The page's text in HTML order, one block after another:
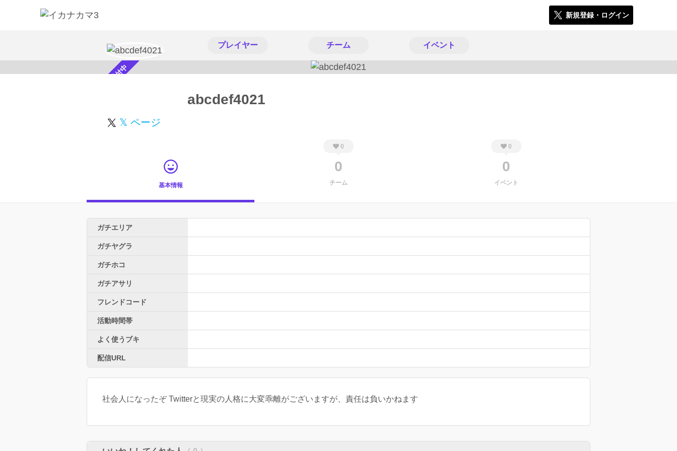
新規登録・ログイン
プレイヤー チーム イベント
スカウト受付中 abcdef4021
𝕏 ページ
基本情報
0
0
チーム
0
0
イベント
ガチエリア
ガチヤグラ
ガチホコ
ガチアサリ
フレンドコード
活動時間帯
よく使うブキ
配信URL
社会人になったぞ Twitterと現実の人格に大変乖離がございますが、責任は負いかねます